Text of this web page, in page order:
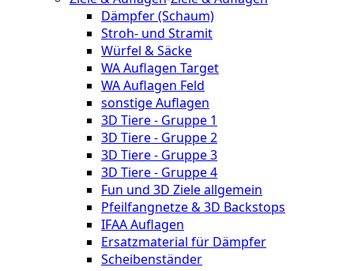
Dämpfer (Schaum)
Stroh- und Stramit
Würfel & Säcke
WA Auflagen Target
WA Auflagen Feld
sonstige Auflagen
3D Tiere - Gruppe 1
3D Tiere - Gruppe 2
3D Tiere - Gruppe 3
3D Tiere - Gruppe 4
Fun und 3D Ziele allgemein
Pfeilfangnetze & 3D Backstops
IFAA Auflagen
Ersatzmaterial für Dämpfer
Scheibenständer